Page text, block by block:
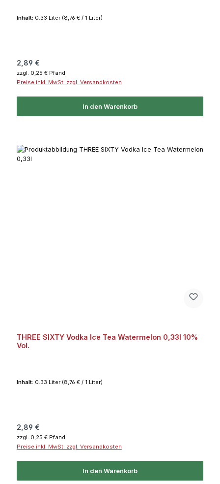
Inhalt: 0.33 Liter (8,76 € / 1 Liter)
Regulärer Preis:
2,89 €
zzgl. 0,25 € Pfand
Preise inkl. MwSt. zzgl. Versandkosten
In den Warenkorb
THREE SIXTY Vodka Ice Tea Watermelon 0,33l 10%
Vol.
Inhalt: 0.33 Liter (8,76 € / 1 Liter)
Regulärer Preis:
2,89 €
zzgl. 0,25 € Pfand
Preise inkl. MwSt. zzgl. Versandkosten
In den Warenkorb